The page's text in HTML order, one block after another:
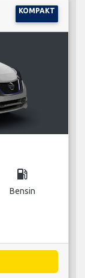
KOMPAKT
local_gas_station
Bensin